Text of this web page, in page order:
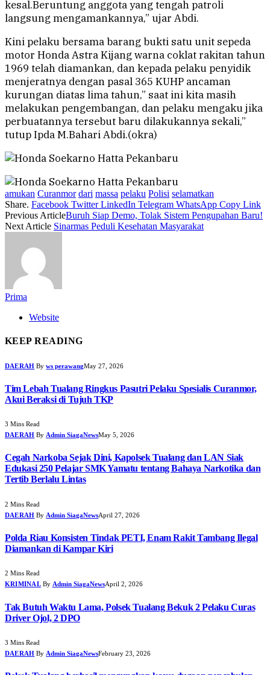
kesal.Beruntung anggota yang tengah patroli
langsung mengamankannya,” ujar Abdi.
Kini pelaku bersama barang bukti satu unit sepeda
motor Honda Astra Kijang warna coklat rakitan tahun
1969 telah diamankan, dan kepada pelaku penyidik
menjeratnya dengan pasal 365 KUHP ancaman
kurungan diatas lima tahun,” saat ini kita masih
melakukan pengembangan, dan pelaku mengaku jika
perbuatannya tersebut baru dilakukannya sekali,”
tutup Ipda M.Bahari Abdi.(okra)
amukan Curanmor dari massa pelaku Polisi selamatkan
Share. Facebook Twitter LinkedIn Telegram WhatsApp Copy Link
Previous ArticleBuruh Siap Demo, Tolak Sistem Pengupahan Baru!
Next Article Sinarmas Peduli Kesehatan Masyarakat
Prima
Website
KEEP READING
DAERAH By ws perawangMay 27, 2026
Tim Lebah Tualang Ringkus Pasutri Pelaku Spesialis Curanmor,
Akui Beraksi di Tujuh TKP
3 Mins Read
DAERAH By Admin SiagaNewsMay 5, 2026
Cegah Narkoba Sejak Dini, Kapolsek Tualang dan LAN Siak
Edukasi 250 Pelajar SMK Yamatu tentang Bahaya Narkotika dan
Tertib Berlalu Lintas
2 Mins Read
DAERAH By Admin SiagaNewsApril 27, 2026
Polda Riau Konsisten Tindak PETI, Enam Rakit Tambang Ilegal
Diamankan di Kampar Kiri
2 Mins Read
KRIMINAL By Admin SiagaNewsApril 2, 2026
Tak Butuh Waktu Lama, Polsek Tualang Bekuk 2 Pelaku Curas
Driver Ojol, 2 DPO
3 Mins Read
DAERAH By Admin SiagaNewsFebruary 23, 2026